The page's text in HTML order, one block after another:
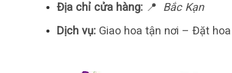
Địa chỉ cửa hàng:📍
Bắc Kạn
Dịch vụ:Giao hoa tận nơi – Đặt